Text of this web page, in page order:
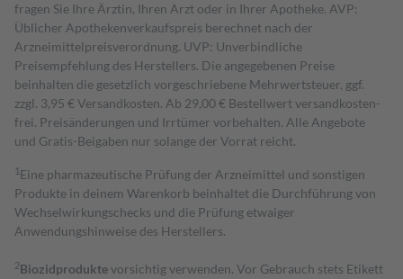
fragen Sie Ihre Ärztin, Ihren Arzt oder in Ihrer Apotheke. AVP:
Üblicher Apothekenverkaufspreis berechnet nach der
Arzneimittelpreisverordnung. UVP: Unverbindliche
Preisempfehlung des Herstellers. Die angegebenen Preise
beinhalten die gesetzlich vorgeschriebene Mehrwertsteuer, ggf.
zzgl. 3,95 € Versandkosten. Ab 29,00 € Bestell­wert versand­kosten­
frei. Preisänderungen und Irrtümer vorbehalten. Alle Angebote
und Gratis-Beigaben nur solange der Vorrat reicht.
1 Eine pharmazeutische Prüfung der Arzneimittel und sonstigen
Produkte in deinem Warenkorb beinhaltet die Durchführung von
Wechselwirkungschecks und die Prüfung etwaiger
Anwendungshinweise des Herstellers.
2Biozidproduktevorsichtig verwenden. Vor Gebrauch stets Etikett